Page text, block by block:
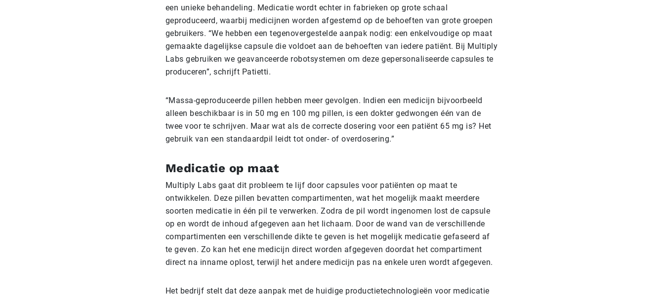
een unieke behandeling. Medicatie wordt echter in fabrieken op grote schaal
geproduceerd, waarbij medicijnen worden afgestemd op de behoeften van grote groepen
gebruikers. “We hebben een tegenovergestelde aanpak nodig: een enkelvoudige op maat
gemaakte dagelijkse capsule die voldoet aan de behoeften van iedere patiënt. Bij Multiply
Labs gebruiken we geavanceerde robotsystemen om deze gepersonaliseerde capsules te
produceren”, schrijft Patietti.
“Massa-geproduceerde pillen hebben meer gevolgen. Indien een medicijn bijvoorbeeld
alleen beschikbaar is in 50 mg en 100 mg pillen, is een dokter gedwongen één van de
twee voor te schrijven. Maar wat als de correcte dosering voor een patiënt 65 mg is? Het
gebruik van een standaardpil leidt tot onder- of overdosering.”
Medicatie op maat
Multiply Labs gaat dit probleem te lijf door capsules voor patiënten op maat te
ontwikkelen. Deze pillen bevatten compartimenten, wat het mogelijk maakt meerdere
soorten medicatie in één pil te verwerken. Zodra de pil wordt ingenomen lost de capsule
op en wordt de inhoud afgegeven aan het lichaam. Door de wand van de verschillende
compartimenten een verschillende dikte te geven is het mogelijk medicatie gefaseerd af
te geven. Zo kan het ene medicijn direct worden afgegeven doordat het compartiment
direct na inname oplost, terwijl het andere medicijn pas na enkele uren wordt afgegeven.
Het bedrijf stelt dat deze aanpak met de huidige productietechnologieën voor medicatie